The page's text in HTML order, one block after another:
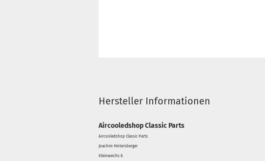
Hersteller Informationen
Aircooledshop Classic Parts
Aircooledshop Classic Parts
Joachim Hintersberger
Kleinweichs 8